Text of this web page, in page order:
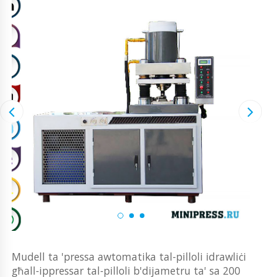
Mudell ta 'pressa awtomatika tal-pilloli idrawliċi
għall-ippressar tal-pilloli b'dijametru ta' sa 200